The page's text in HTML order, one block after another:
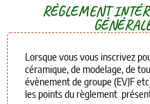
RÈGLEMENT
Lorsque vous vous inscrivez
céramique, de modelage, de
évènement de groupe (EVJF
les points du règlement